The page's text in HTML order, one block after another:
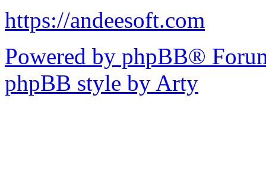
https://andeesoft.com
Powered by phpBB®
phpBB style by Arty